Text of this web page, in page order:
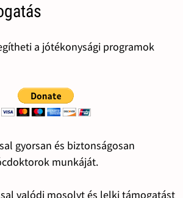
a jótékonysági programok
gyorsan és biztonságosan
munkáját.
valódi mosolyt és lelki támogatást